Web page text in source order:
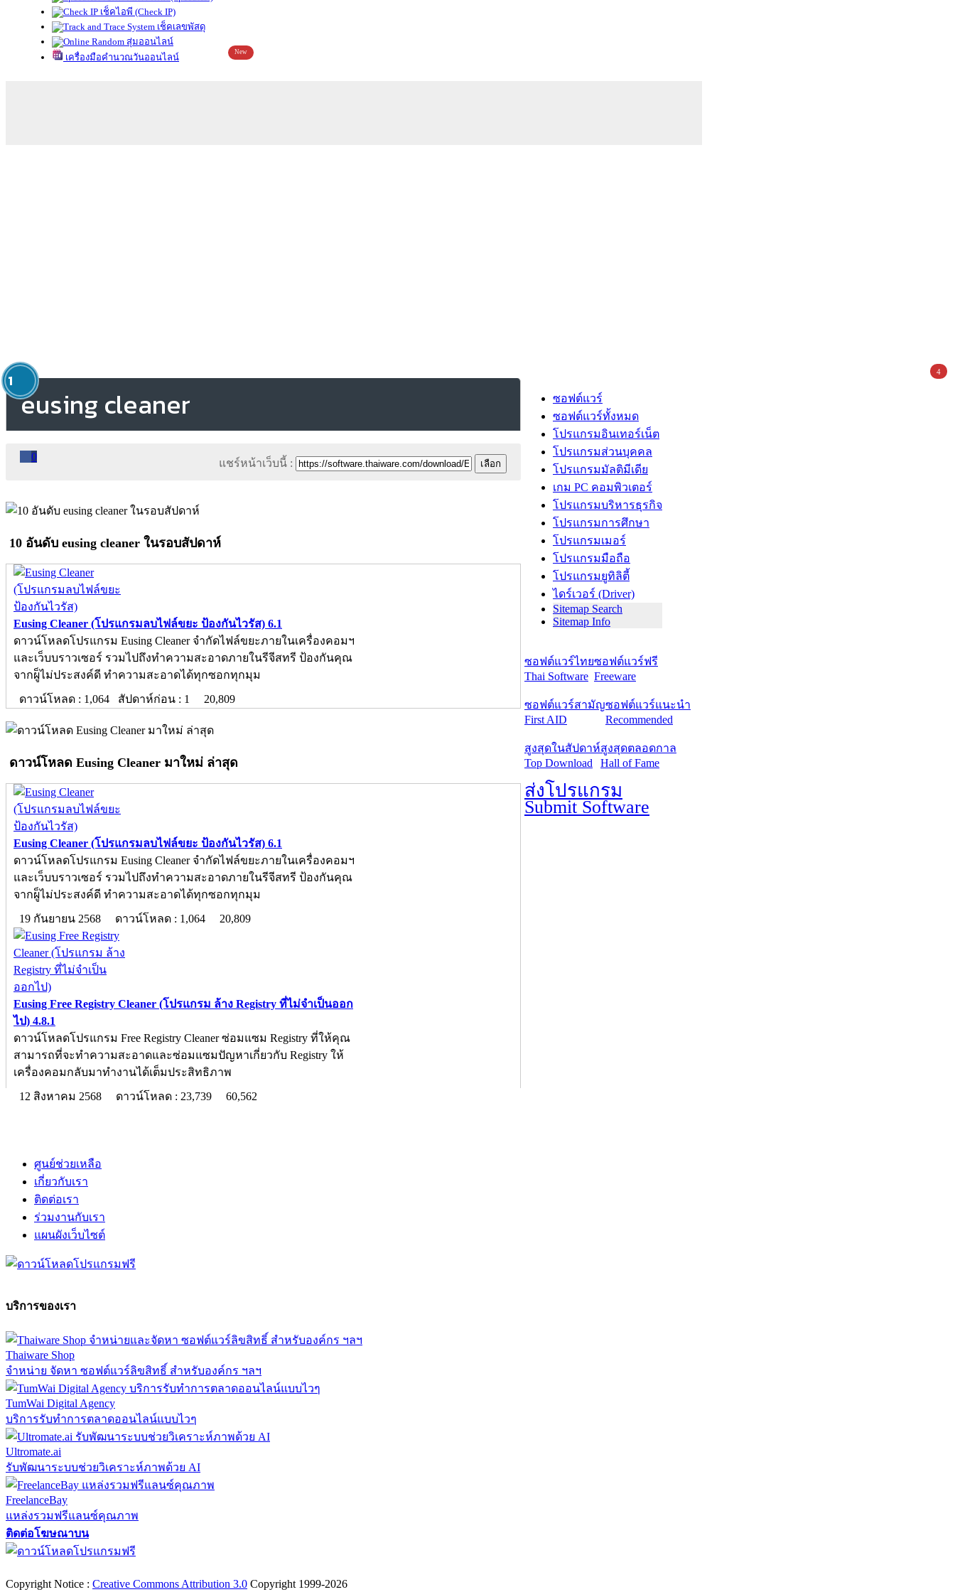
เช็คไอพี (Check IP)
เช็คเลขพัสดุ
สุ่มออนไลน์
เครื่องมือคำนวณวันออนไลน์
New
eusing cleaner
0
แชร์หน้าเว็บนี้ :
10 อันดับ eusing cleaner ในรอบสัปดาห์
1
Eusing Cleaner (โปรแกรมลบไฟล์ขยะ ป้องกันไวรัส) 6.1
ดาวน์โหลดโปรแกรม Eusing Cleaner จำกัดไฟล์ขยะภายในเครื่องคอมฯ
และเว็บบราวเซอร์ รวมไปถึงทำความสะอาดภายในรีจีสทรี ป้องกันคุณ
จากผู็ไม่ประสงค์ดี ทำความสะอาดได้ทุกซอกทุกมุม
ดาวน์โหลด : 1,064 สัปดาห์ก่อน : 1
20,809
ดาวน์โหลด Eusing Cleaner มาใหม่ ล่าสุด
Eusing Cleaner (โปรแกรมลบไฟล์ขยะ ป้องกันไวรัส) 6.1
ดาวน์โหลดโปรแกรม Eusing Cleaner จำกัดไฟล์ขยะภายในเครื่องคอมฯ
และเว็บบราวเซอร์ รวมไปถึงทำความสะอาดภายในรีจีสทรี ป้องกันคุณ
จากผู็ไม่ประสงค์ดี ทำความสะอาดได้ทุกซอกทุกมุม
19 กันยายน 2568
ดาวน์โหลด : 1,064 20,809
Eusing Free Registry Cleaner (โปรแกรม ล้าง Registry ที่ไม่จำเป็นออก
ไป) 4.8.1
ดาวน์โหลดโปรแกรม Free Registry Cleaner ซ่อมแซม Registry ที่ให้คุณ
สามารถที่จะทำความสะอาดและซ่อมแซมปัญหาเกี่ยวกับ Registry ให้
เครื่องคอมกลับมาทำงานได้เต็มประสิทธิภาพ
12 สิงหาคม 2568
ดาวน์โหลด : 23,739 60,562
ซอฟต์แวร์
ซอฟต์แวร์ทั้งหมด
โปรแกรมอินเทอร์เน็ต
โปรแกรมส่วนบุคคล
โปรแกรมมัลติมีเดีย
เกม PC คอมพิวเตอร์
โปรแกรมบริหารธุรกิจ
โปรแกรมการศึกษา
โปรแกรมเมอร์
โปรแกรมมือถือ
โปรแกรมยูทิลิตี้
ไดร์เวอร์ (Driver)
Sitemap Search
Sitemap Info
ซอฟต์แวร์ไทย
Thai Software
ซอฟต์แวร์ฟรี
Freeware
ซอฟต์แวร์สามัญ
First AID
ซอฟต์แวร์แนะนำ
Recommended
สูงสุดในสัปดาห์
Top Download
สูงสุดตลอดกาล
Hall of Fame
ส่งโปรแกรม
Submit Software
ศูนย์ช่วยเหลือ
เกี่ยวกับเรา
ติดต่อเรา
ร่วมงานกับเรา
4
แผนผังเว็บไซต์
บริการของเรา
Thaiware Shop
จำหน่าย จัดหา ซอฟต์แวร์ลิขสิทธิ์ สำหรับองค์กร ฯลฯ
TumWai Digital Agency
บริการรับทำการตลาดออนไลน์แบบไวๆ
Ultromate.ai
รับพัฒนาระบบช่วยวิเคราะห์ภาพด้วย AI
FreelanceBay
แหล่งรวมฟรีแลนซ์คุณภาพ
ติดต่อโฆษณาบน
Copyright Notice : Creative Commons Attribution 3.0 Copyright 1999-2026